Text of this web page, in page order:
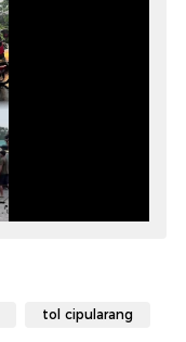
tol cipularang